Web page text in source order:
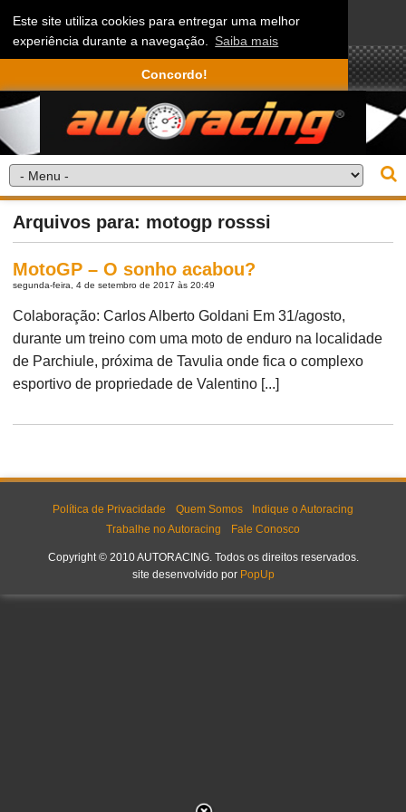
Este site utiliza cookies para entregar uma melhor
experiência durante a navegação. Saiba mais
Concordo!
Arquivos para: motogp rosssi
MotoGP – O sonho acabou?
segunda-feira, 4 de setembro de 2017 às 20:49
Colaboração: Carlos Alberto Goldani Em 31/agosto,
durante um treino com uma moto de enduro na localidade
de Parchiule, próxima de Tavulia onde fica o complexo
esportivo de propriedade de Valentino [...]
Política de Privacidade Quem Somos
Indique o Autoracing
Trabalhe no Autoracing
Fale Conosco
Copyright © 2010 AUTORACING. Todos os direitos reservados.
site desenvolvido por PopUp